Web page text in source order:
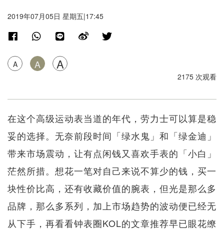
2019年07月05日 星期五|17:45
A A A
2175 次观看
在这个高级运动表当道的年代，劳力士可以算是稳
妥的选择。无奈前段时间「绿水鬼」和「绿金迪」
带来市场震动，让有点闲钱又喜欢手表的「小白」
茫然所措。想花一笔对自己来说不算少的钱，买一
块性价比高，还有收藏价值的腕表，但光是那么多
品牌，那么多系列，加上市场趋势的波动便已经无
从下手，再看看钟表圈KOL的文章推荐早已眼花缭